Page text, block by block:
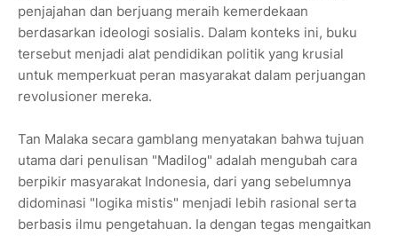
penjajahan dan berjuang meraih kemerdekaan
berdasarkan ideologi sosialis. Dalam konteks ini, buku
tersebut menjadi alat pendidikan politik yang krusial
untuk memperkuat peran masyarakat dalam perjuangan
revolusioner mereka.
Tan Malaka secara gamblang menyatakan bahwa tujuan
utama dari penulisan "Madilog" adalah mengubah cara
berpikir masyarakat Indonesia, dari yang sebelumnya
didominasi "logika mistis" menjadi lebih rasional serta
berbasis ilmu pengetahuan. Ia dengan tegas mengaitkan